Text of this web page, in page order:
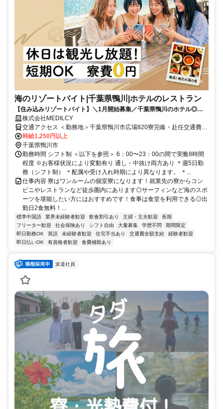
海のリゾートバイト|千葉県鴨川|ホテルのレストラン
【住み込みリゾートバイト】＼1月開始募集／千葉県鴨川のホテル◎海
＆サーフィン好きに大人気◎
株式会社MEDILCY
交通アクセス ＜勤務地＞千葉県鴨川市広場820寮完備・赴任交通費支
給！◆寮完備◆日払い最大90％対応◆最短"当日"にお仕事ご紹介
時給1,250円以上
千葉県鴨川市
勤務時間 シフト制 ＜以下を参照＞ 6：00〜23：00の間で実働8時間
程度 ※お客様状況により変動有り 通し・中抜け両方あり ＊週5日勤
務（シフト制） ＊配属や受け入れ時期により異なります。 ＊...
仕事内容 寮はワンルームの個室寮になります！就業先の寮からコン
ビニやレストランなど徒歩圏内にあります◎サーフィンなど海のスポ
ーツを堪能したい方にはおすすめです！食事は食堂を利用できる◎出
勤日2食無料！...
標準中国語 業界未経験者歓迎 飲食割引あり 主婦・主夫歓迎
長期
フリーター歓迎
社会保険あり シフト自由 大量募集 学歴不問
期間限定
即日勤務OK
英語 未経験者歓迎 住宅手当あり 交通費全額支給
経験者歓迎
即日払いOK
有資格者歓迎 食費補助あり
派遣社員